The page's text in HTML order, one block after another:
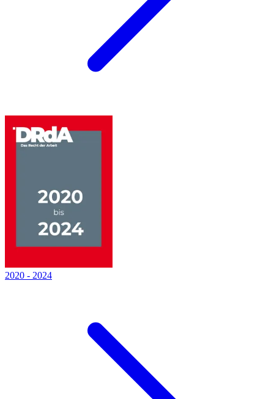
2020 - 2024